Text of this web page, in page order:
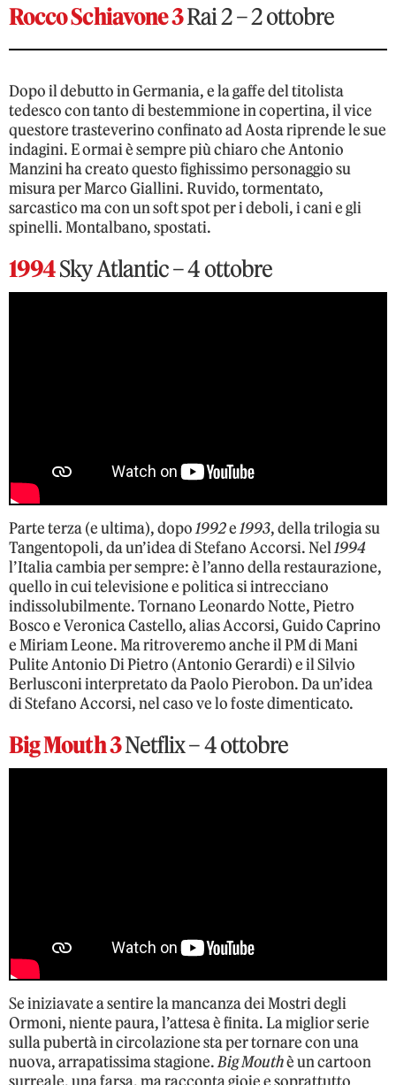
Rocco Schiavone 3Rai 2 – 2 ottobre
Dopo il debutto in Germania, e la gaffe del titolista
tedesco con tanto di bestemmione in copertina, il vice
questore trasteverino confinato ad Aosta riprende le sue
indagini. E ormai è sempre più chiaro che Antonio
Manzini ha creato questo fighissimo personaggio su
misura per Marco Giallini. Ruvido, tormentato,
sarcastico ma con un soft spot per i deboli, i cani e gli
spinelli. Montalbano, spostati.
1994Sky Atlantic – 4 ottobre
Parte terza (e ultima), dopo1992e1993, della trilogia su
Tangentopoli, da un’idea di Stefano Accorsi. Nel1994
l’Italia cambia per sempre: è l’anno della restaurazione,
quello in cui televisione e politica si intrecciano
indissolubilmente. Tornano Leonardo Notte, Pietro
Bosco e Veronica Castello, alias Accorsi, Guido Caprino
e Miriam Leone. Ma ritroveremo anche il PM di Mani
Pulite Antonio Di Pietro (Antonio Gerardi) e il Silvio
Berlusconi interpretato da Paolo Pierobon. Da un’idea
di Stefano Accorsi, nel caso ve lo foste dimenticato.
Big Mouth 3Netflix – 4 ottobre
Se iniziavate a sentire la mancanza dei Mostri degli
Ormoni, niente paura, l’attesa è finita. La miglior serie
sulla pubertà in circolazione sta per tornare con una
nuova, arrapatissima stagione.Big Mouthè un cartoon